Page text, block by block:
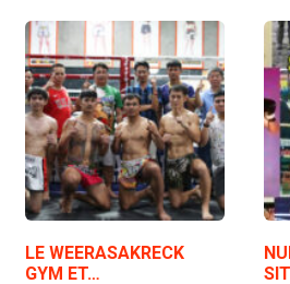
LE WEERASAKRECK
GYM ET…